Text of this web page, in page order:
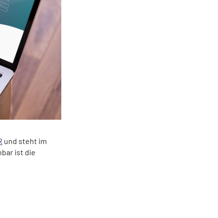
und steht im
ist die